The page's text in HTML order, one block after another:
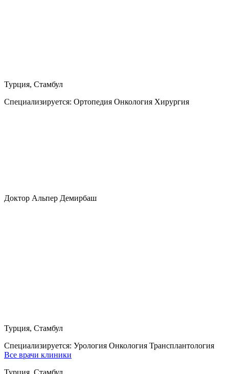
Турция, Стамбул
Специализируется: Ортопедия Онкология Хирургия
Доктор Альпер Демирбаш
Турция, Стамбул
Специализируется: Урология Онкология Трансплантология
Все врачи клиники